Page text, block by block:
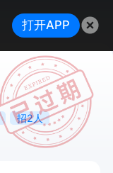
招2人
打开APP